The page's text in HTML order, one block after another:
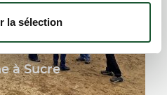
la sélection
à Sucre